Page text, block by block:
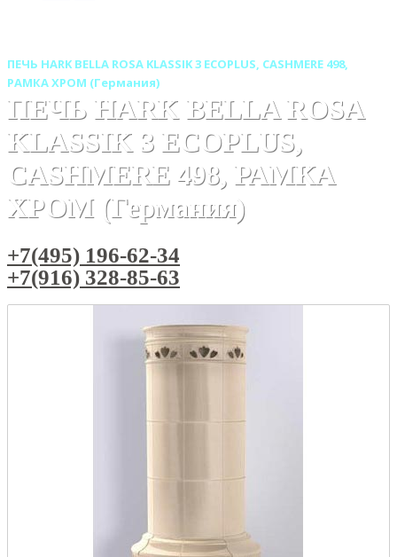
ПЕЧЬ HARK BELLA ROSA KLASSIK 3 ECOPLUS, CASHMERE 498,
РАМКА ХРОМ (Германия)
ПЕЧЬ HARK BELLA ROSA
KLASSIK 3 ECOPLUS,
CASHMERE 498, РАМКА
ХРОМ (Германия)
+7(495) 196-62-34
+7(916) 328-85-63